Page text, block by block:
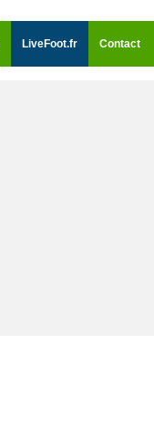
LiveFoot.fr Contact